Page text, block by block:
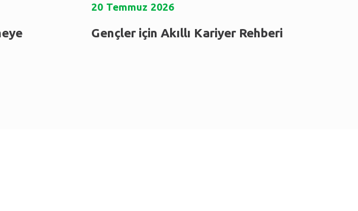
20 Temmuz 2026
Gençler için Akıllı Kariyer Rehberi